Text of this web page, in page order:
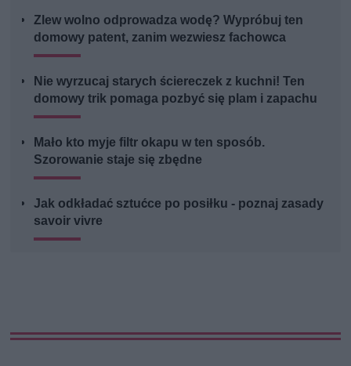
Zlew wolno odprowadza wodę? Wypróbuj ten
domowy patent, zanim wezwiesz fachowca
Nie wyrzucaj starych ściereczek z kuchni! Ten
domowy trik pomaga pozbyć się plam i zapachu
Mało kto myje filtr okapu w ten sposób.
Szorowanie staje się zbędne
Jak odkładać sztućce po posiłku - poznaj zasady
savoir vivre